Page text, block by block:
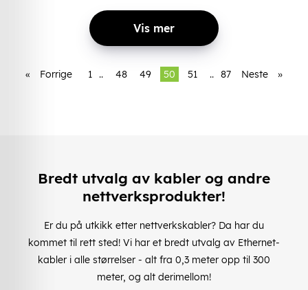
Vis mer
« Forrige 1 .. 48 49 50 51 .. 87 Neste »
Bredt utvalg av kabler og andre
nettverksprodukter!
Er du på utkikk etter nettverkskabler? Da har du
kommet til rett sted! Vi har et bredt utvalg av Ethernet-
kabler i alle størrelser - alt fra 0,3 meter opp til 300
meter, og alt derimellom!